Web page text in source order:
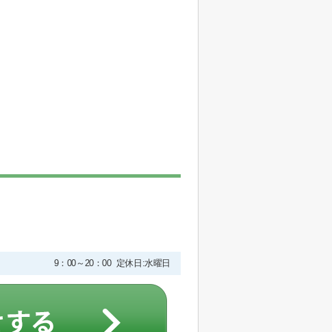
9：00～20：00 定休日:水曜日